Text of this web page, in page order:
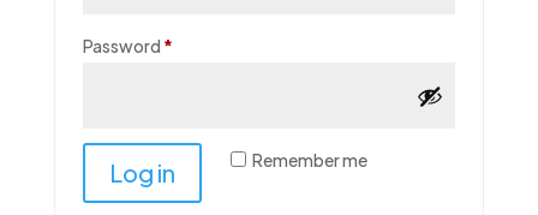
Password *Required
Remember me
Log in